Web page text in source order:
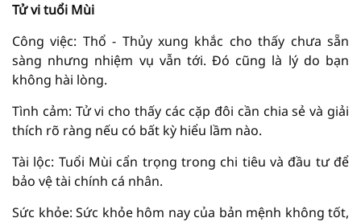
Tử vi tuổi Mùi
Công việc: Thổ - Thủy xung khắc cho thấy chưa sẵn
sàng nhưng nhiệm vụ vẫn tới. Đó cũng là lý do bạn
không hài lòng.
Tình cảm: Tử vi cho thấy các cặp đôi cần chia sẻ và giải
thích rõ ràng nếu có bất kỳ hiểu lầm nào.
Tài lộc: Tuổi Mùi cẩn trọng trong chi tiêu và đầu tư để
bảo vệ tài chính cá nhân.
Sức khỏe: Sức khỏe hôm nay của bản mệnh không tốt,